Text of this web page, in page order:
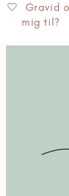
Gravid
mig til?